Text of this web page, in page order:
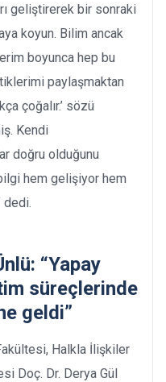
geliştirerek bir sonraki
koyun. Bilim ancak
boyunca hep bu
paylaşmaktan
çoğalır.’ sözü
Kendi
doğru olduğunu
hem gelişiyor hem
dedi.
“Yapay
süreçlerinde
geldi”
Halkla İlişkiler
Doç. Dr. Derya Gül